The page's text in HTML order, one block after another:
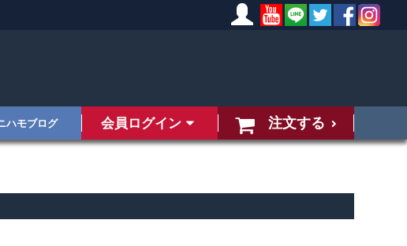
ハモブログ 会員ログイン 注文する